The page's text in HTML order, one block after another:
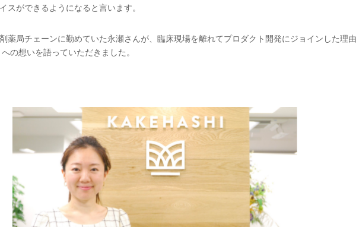
スができるようになると言います。
薬局チェーンに勤めていた永瀬さんが、臨床現場を離れてプロダクト開発にジョインした理
の想いを語っていただきました。